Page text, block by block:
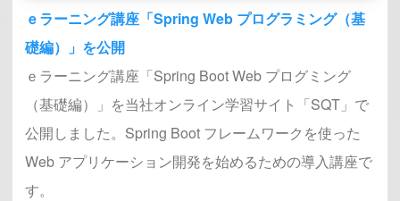
ｅラーニング講座「Spring Web プログラミング（基
礎編）」を公開
ｅラーニング講座「Spring Boot Web プログミング
（基礎編）」を当社オンライン学習サイト「SQT」で
公開しました。Spring Boot フレームワークを使った
Web アプリケーション開発を始めるための導入講座で
す。